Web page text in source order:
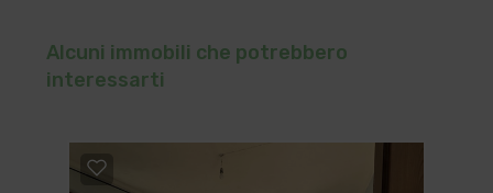
Alcuni immobili che potrebbero
interessarti